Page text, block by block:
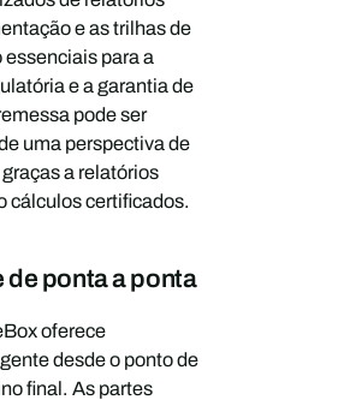
e as trilhas de
para a
e a garantia de
pode ser
uma perspectiva de
a relatórios
cálculos certificados.
de ponta a ponta
oferece
desde o ponto de
final. As partes